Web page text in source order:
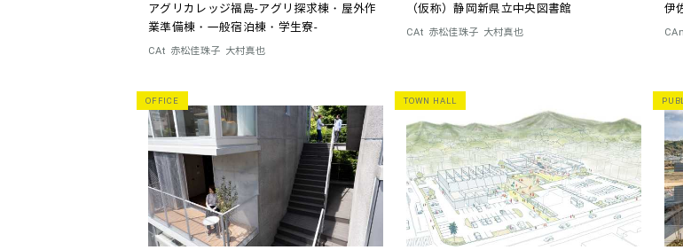
アグリカレッジ福島-アグリ探求棟・屋外作
業準備棟・一般宿泊棟・学生寮-
CAt 赤松佳珠子 大村真也
（仮称）静岡新県立中央図書館
CAt 赤松佳珠子 大村真也
伊
CAn
OFFICE TOWN HALL